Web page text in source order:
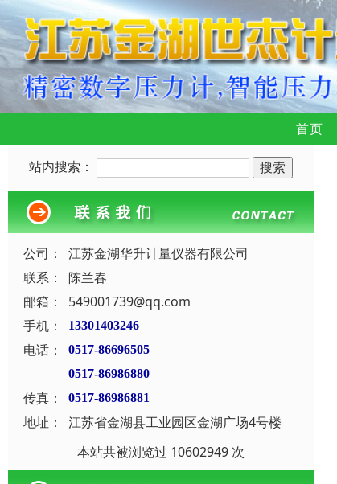
首页
站内搜索：
公司：
江苏金湖华升计量仪器有限公司
联系：
陈兰春
邮箱：
549001739@qq.com
手机：
13301403246
电话：
0517-86696505
0517-86986880
传真： 0517-86986881
地址：
江苏省金湖县工业园区金湖广场4号楼
本站共被浏览过 10602949 次